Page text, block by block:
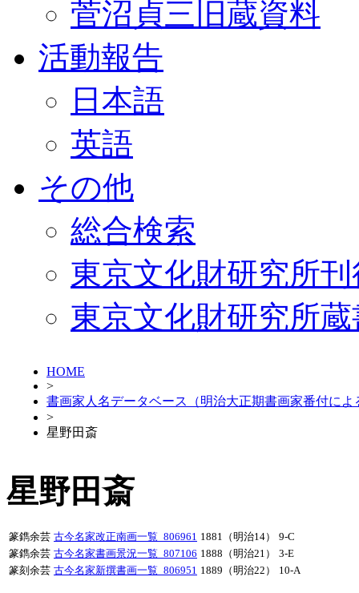
菅沼貞三旧蔵資料
活動報告
日本語
英語
その他
総合検索
東京文化財研究所
東京文化財研究所
HOME
>
書画家人名データベース（明治大正期書画家番付によ
>
星野田斎
星野田斎
篆鐫余芸 古今名家改正南画一覧_806961 1881（明治14）
9-C
篆鐫余芸 古今名家書画景況一覧_807106 1888（明治21）
3-E
篆刻余芸 古今名家新撰書画一覧_806951 1889（明治22） 10-A